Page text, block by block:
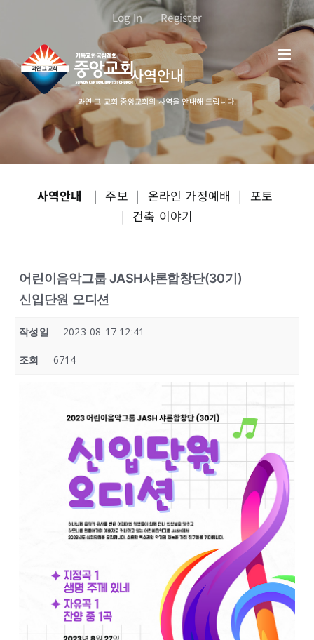
로
건
너
뛰
Log In Register
사역안내
과연 그 교회 중앙교회의 사역을 안내해 드립니다.
사역안내 | 주보 | 온라인 가정예배 | 포토
| 건축 이야기
어린이음악그룹 JASH샤론합창단(30기)
신입단원 오디션
작성일 2023-08-17 12:41
조회 6714